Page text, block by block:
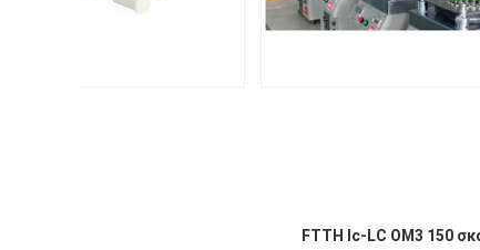
FTTH lc-LC OM3 150